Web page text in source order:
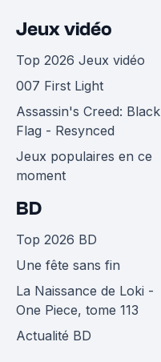
Jeux vidéo
Top 2026 Jeux vidéo
007 First Light
Assassin's Creed: Black
Flag - Resynced
Jeux populaires en ce
moment
BD
Top 2026 BD
Une fête sans fin
La Naissance de Loki -
One Piece, tome 113
Actualité BD